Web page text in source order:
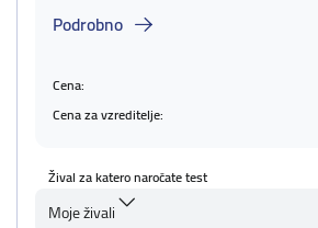
Podrobno
Cena:
Cena za vzreditelje:
Žival za katero naročate test
Moje živali